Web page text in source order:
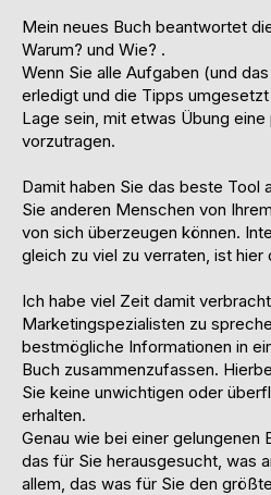
Mein neues Buch beantwortet
Warum? und Wie? .
Wenn Sie alle Aufgaben (und
erledigt und die Tipps
Lage sein, mit etwas Übung
vorzutragen.
Damit haben Sie das beste Tool
Sie anderen Menschen von
von sich überzeugen können.
gleich zu viel zu verraten, ist
Ich habe viel Zeit damit
Marketingspezialisten zu
bestmögliche Informationen in
Buch zusammenzufassen.
Sie keine unwichtigen oder
erhalten.
Genau wie bei einer gelungenen
das für Sie herausgesucht, was
allem, das was für Sie den